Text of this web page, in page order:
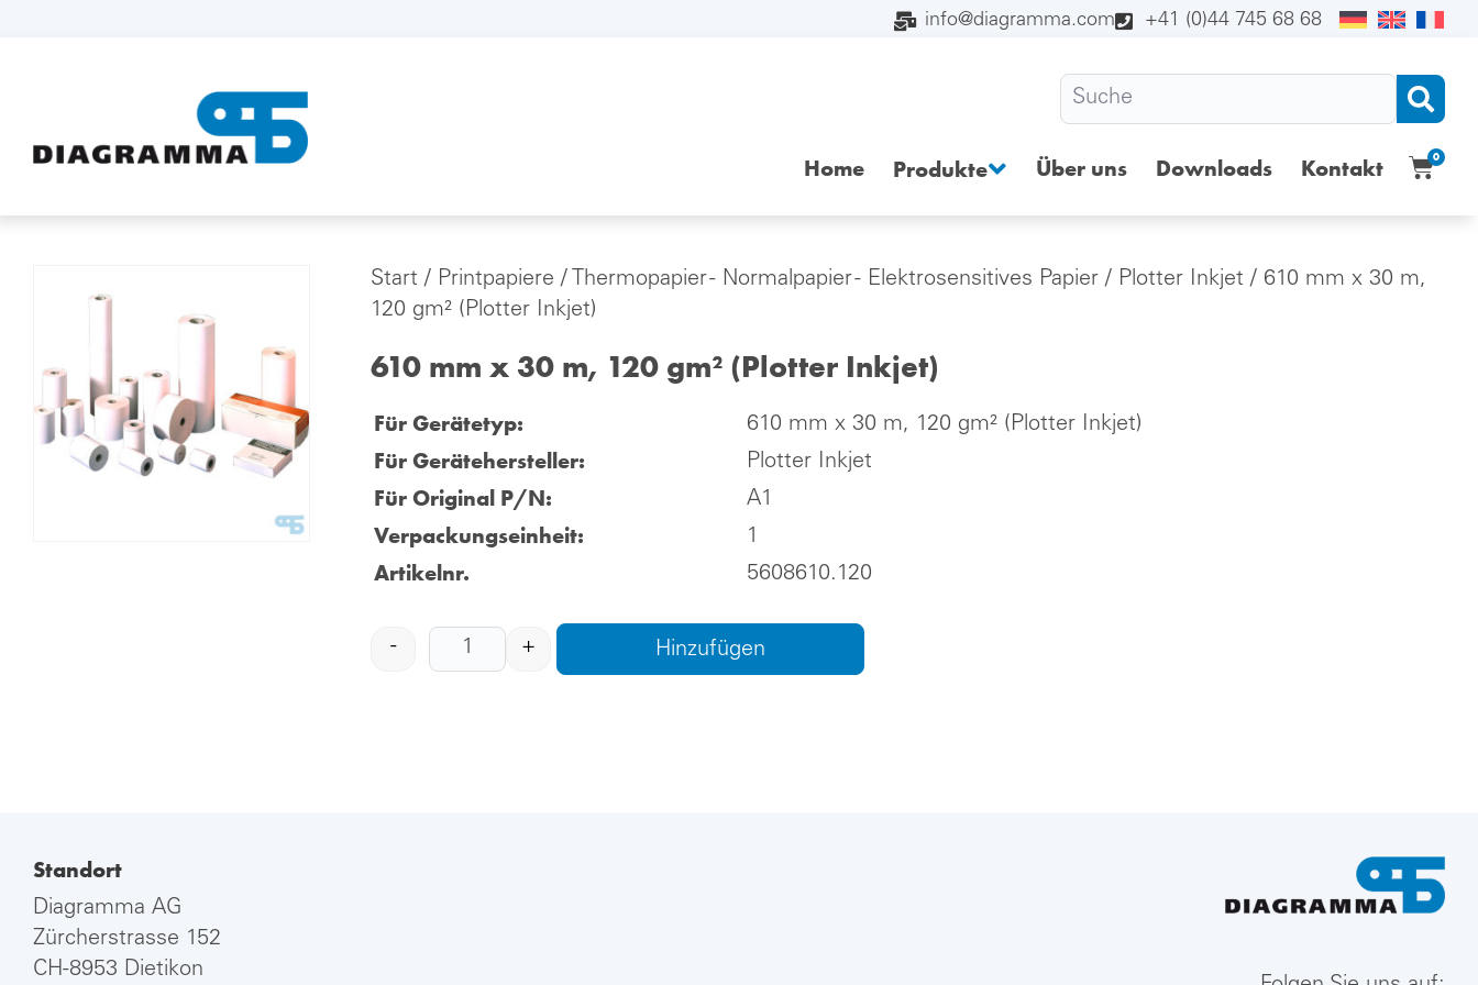
info@diagramma.com +41 (0)44 745 68 68
Home Produkte Über uns Downloads Kontakt 0
Start / Printpapiere / Thermopapier - Normalpapier - Elektrosensitives Papier / Plotter Inkjet / 610 mm x 30 m,
120 gm² (Plotter Inkjet)
610 mm x 30 m, 120 gm² (Plotter Inkjet)
Für Gerätetyp: 610 mm x 30 m, 120 gm² (Plotter Inkjet)
Für Gerätehersteller: Plotter Inkjet
Für Original P/N: A1
Verpackungseinheit: 1
Artikelnr. 5608610.120
- + Hinzufügen
Standort
Diagramma AG
Zürcherstrasse 152
CH-8953 Dietikon